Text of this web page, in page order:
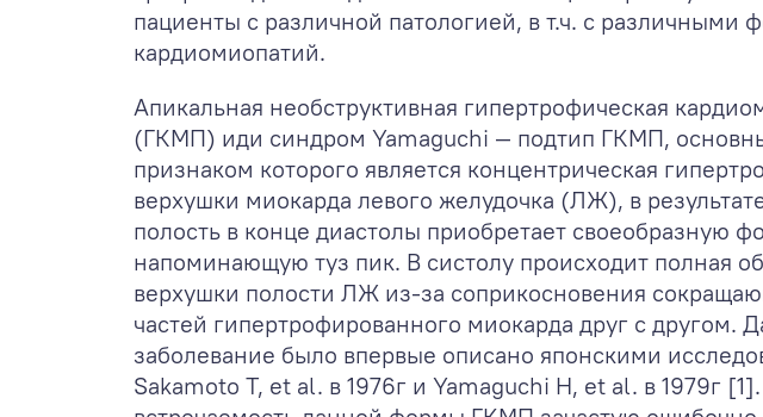
пациенты с различной патологией, в т.ч. с различными
кардиомиопатий.
Апикальная необструктивная гипертрофическая
(ГКМП) иди синдром Yamaguchi — подтип ГКМП,
признаком которого является концентрическая
верхушки миокарда левого желудочка (ЛЖ), в
полость в конце диастолы приобретает своеобразную
напоминающую туз пик. В систолу происходит полная
верхушки полости ЛЖ из-за соприкосновения
частей гипертрофированного миокарда друг с другом.
заболевание было впервые описано японскими
Sakamoto T, et al. в 1976г и Yamaguchi H, et al. в 1979г